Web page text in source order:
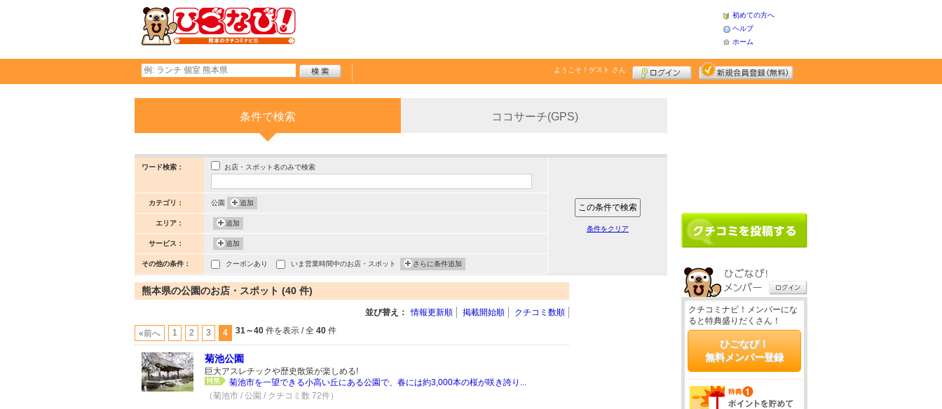
初めての方へ
ヘルプ
ホーム
ようこそ！ ゲスト さん
条件で検索 ココサーチ(GPS)
ワード検索： お店・スポット名のみで検索
カテゴリ： 公園 追加
エリア： 追加
サービス： 追加
その他の条件： クーポンあり いま営業時間中のお店・スポット さらに条件追加
条件をクリア
熊本県の公園のお店・スポット (40 件)
並び替え： 情報更新順 掲載開始順 クチコミ数順
«前へ 1 2 3 4 31～40 件を表示 / 全 40 件
菊池公園
巨大アスレチックや歴史散策が楽しめる!
菊池市を一望できる小高い丘にある公園で、春には約3,000本の桜が咲き誇り...
（菊池市 / 公園 / クチコミ数 72件）
クチコミナビ！メンバーにな
ると特典盛りだくさん！
ひごなび！
無料メンバー登録